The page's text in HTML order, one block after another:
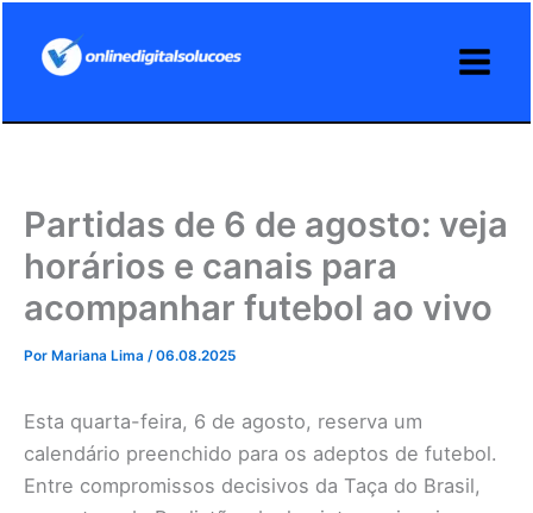
Partidas de 6 de agosto: veja
horários e canais para
acompanhar futebol ao vivo
Por Mariana Lima /06.08.2025
Esta quarta-feira, 6 de agosto, reserva um
calendário preenchido para os adeptos de futebol.
Entre compromissos decisivos da Taça do Brasil,